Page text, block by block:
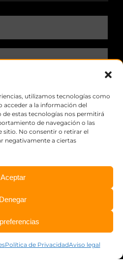
utilizamos tecnologías como
acceder a la información del
estas tecnologías nos permitirá
de navegación o las
sitio. No consentir o retirar el
negativamente a ciertas
Aceptar
Denegar
Política de PrivacidadAviso legal
sobre cookies